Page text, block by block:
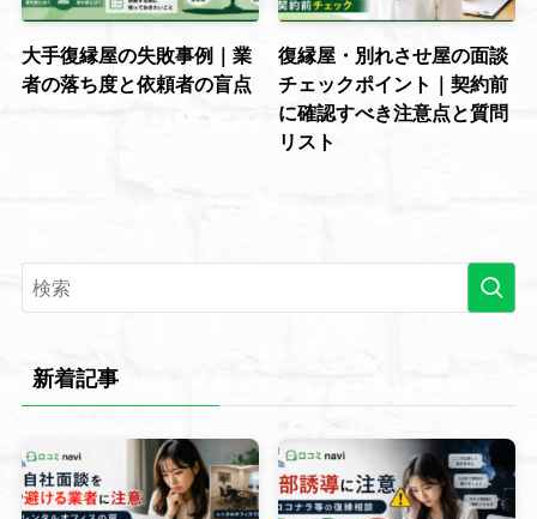
大手復縁屋の失敗事例｜業
者の落ち度と依頼者の盲点
復縁屋・別れさせ屋の面談
チェックポイント｜契約前
に確認すべき注意点と質問
リスト
新着記事